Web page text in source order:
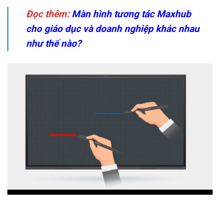
Đọc thêm: Màn hình tương tác Maxhub
cho giáo dục và doanh nghiệp khác nhau
như thế nào?